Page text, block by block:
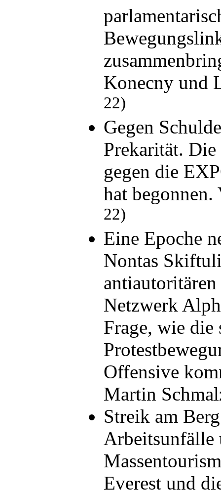
Konecny und
22)
Gegen
Prekarität.
gegen die
hat
22)
Eine Epoche
Nontas
Netzwerk
Frage, wie die
Offensive
Martin
Streik am
Arbeitsunfälle
Everest und